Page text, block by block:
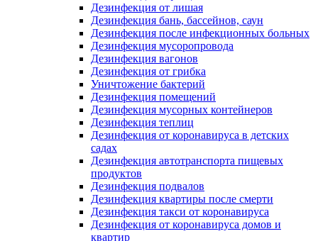
Дезинфекция от лишая
Дезинфекция бань, бассейнов, саун
Дезинфекция после инфекционных больных
Дезинфекция мусоропровода
Дезинфекция вагонов
Дезинфекция от грибка
Уничтожение бактерий
Дезинфекция помещений
Дезинфекция мусорных контейнеров
Дезинфекция теплиц
Дезинфекция от коронавируса в детских
садах
Дезинфекция автотранспорта пищевых
продуктов
Дезинфекция подвалов
Дезинфекция квартиры после смерти
Дезинфекция такси от коронавируса
Дезинфекция от коронавируса домов и
квартир